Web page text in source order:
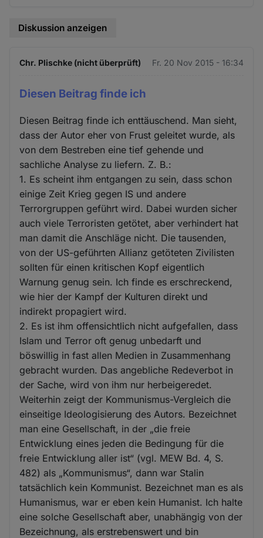
Diskussion anzeigen
Chr. Plischke (nicht überprüft) Fr. 20 Nov 2015 - 16:34
Diesen Beitrag finde ich
Diesen Beitrag finde ich enttäuschend. Man sieht,
dass der Autor eher von Frust geleitet wurde, als
von dem Bestreben eine tief gehende und
sachliche Analyse zu liefern. Z. B.:
1. Es scheint ihm entgangen zu sein, dass schon
einige Zeit Krieg gegen IS und andere
Terrorgruppen geführt wird. Dabei wurden sicher
auch viele Terroristen getötet, aber verhindert hat
man damit die Anschläge nicht. Die tausenden,
von der US-geführten Allianz getöteten Zivilisten
sollten für einen kritischen Kopf eigentlich
Warnung genug sein. Ich finde es erschreckend,
wie hier der Kampf der Kulturen direkt und
indirekt propagiert wird.
2. Es ist ihm offensichtlich nicht aufgefallen, dass
Islam und Terror oft genug unbedarft und
böswillig in fast allen Medien in Zusammenhang
gebracht wurden. Das angebliche Redeverbot in
der Sache, wird von ihm nur herbeigeredet.
Weiterhin zeigt der Kommunismus-Vergleich die
einseitige Ideologisierung des Autors. Bezeichnet
man eine Gesellschaft, in der „die freie
Entwicklung eines jeden die Bedingung für die
freie Entwicklung aller ist“ (vgl. MEW Bd. 4, S.
482) als „Kommunismus“, dann war Stalin
tatsächlich kein Kommunist. Bezeichnet man es als
Humanismus, war er eben kein Humanist. Ich halte
eine solche Gesellschaft aber, unabhängig von der
Bezeichnung, als erstrebenswert und bin